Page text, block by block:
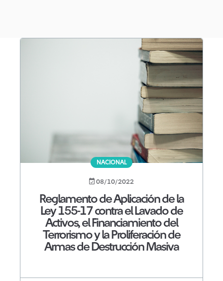
NACIONAL
08/10/2022
Reglamento de Aplicación de la
Ley 155-17 contra el Lavado de
Activos, el Financiamiento del
Terrorismo y la Proliferación de
Armas de Destrucción Masiva